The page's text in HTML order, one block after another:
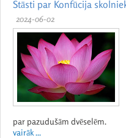
Stāsti par Konfūcija
2024-06-02
par pazudušām dvēselēm.
vairāk ...